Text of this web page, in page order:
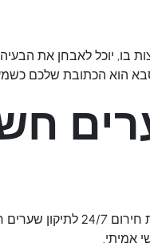
בו, יוכל לאבחן את
סבא הוא הכתובת שלכם
לתיקון
השער נתקע בשבת בערב? מחסום החניה קרס
אמיתי.